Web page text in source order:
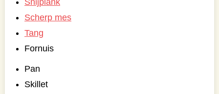
Scherp mes
Tang
Fornuis
Pan
Skillet